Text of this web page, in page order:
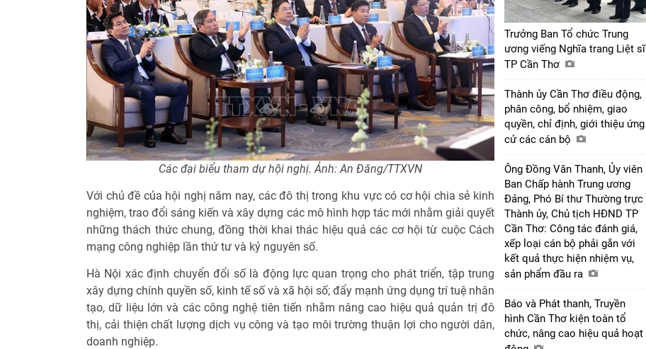
Các đại biểu tham dự hội nghị. Ảnh: An Đăng/TTXVN
Với chủ đề của hội nghị năm nay, các đô thị trong khu vực có cơ hội chia sẻ kinh
nghiệm, trao đổi sáng kiến và xây dựng các mô hình hợp tác mới nhằm giải quyết
những thách thức chung, đồng thời khai thác hiệu quả các cơ hội từ cuộc Cách
mạng công nghiệp lần thứ tư và kỷ nguyên số.
Hà Nội xác định chuyển đổi số là động lực quan trọng cho phát triển, tập trung
xây dựng chính quyền số, kinh tế số và xã hội số; đẩy mạnh ứng dụng trí tuệ nhân
tạo, dữ liệu lớn và các công nghệ tiên tiến nhằm nâng cao hiệu quả quản trị đô
thị, cải thiện chất lượng dịch vụ công và tạo môi trường thuận lợi cho người dân,
doanh nghiệp.
Trưởng Ban Tổ chức Trung
ương viếng Nghĩa trang Liệt sĩ
TP Cần Thơ
Thành ủy Cần Thơ điều động,
phân công, bổ nhiệm, giao
quyền, chỉ định, giới thiệu ứng
cử các cán bộ
Ông Đồng Văn Thanh, Ủy viên
Ban Chấp hành Trung ương
Đảng, Phó Bí thư Thường trực
Thành ủy, Chủ tịch HĐND TP
Cần Thơ: Công tác đánh giá,
xếp loại cán bộ phải gắn với
kết quả thực hiện nhiệm vụ,
sản phẩm đầu ra
Báo và Phát thanh, Truyền
hình Cần Thơ kiện toàn tổ
chức, nâng cao hiệu quả hoạt